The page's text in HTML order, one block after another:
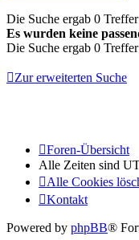
Die Suche ergab 0
Es wurden keine
Die Suche ergab 0
Zur erweiterten Suche
Foren-Übersicht
Alle Zeiten sind
Alle Cookies
Kontakt
Powered by phpBB®